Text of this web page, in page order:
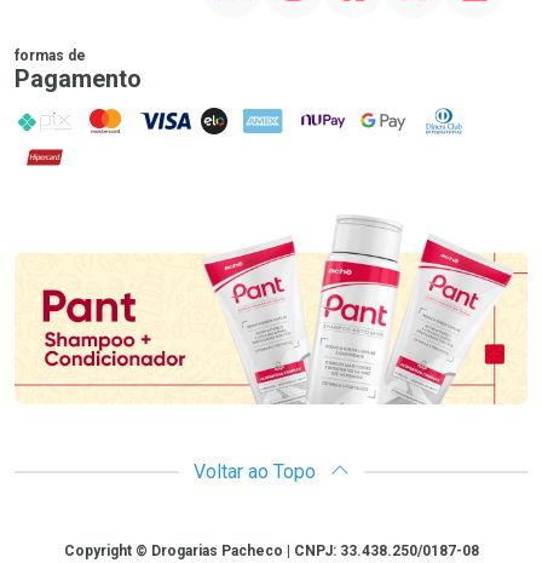
formas de
Pagamento
PIX MasterCard
VISA ELO AMEX NuPay Google PayDiners Club
Hipercard
Promoção em Destaque
Voltar ao Topo
CopyrightCopyright © Drogarias Pacheco | CNPJ: 33.438.250/0187-08